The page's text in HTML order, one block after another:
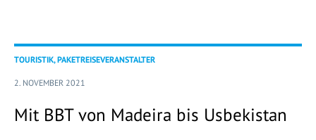
TOURISTIK, PAKETREISEVERANSTALTER
2. NOVEMBER 2021
Mit BBT von Madeira bis Usbekistan